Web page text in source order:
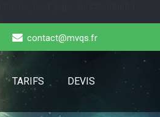
contact@mvqs.fr
TARIFS DEVIS